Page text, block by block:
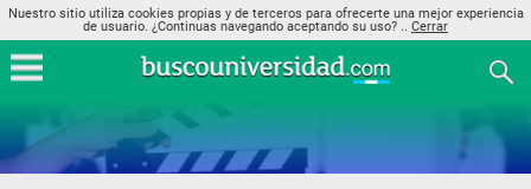
Nuestro sitio utiliza cookies propias y de terceros para ofrecerte una mejor experiencia
de usuario. ¿Continuas navegando aceptando su uso? .. Cerrar